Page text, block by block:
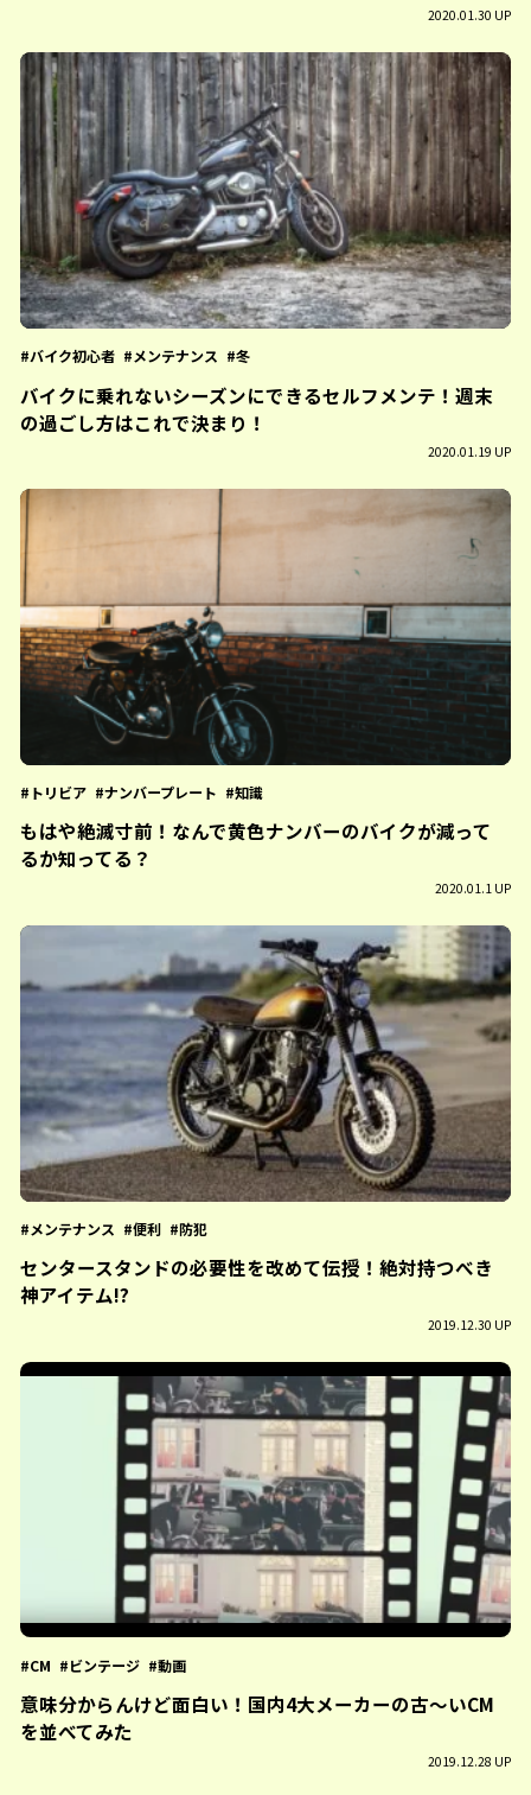
2020.01.30 UP
バイク初心者 メンテナンス 冬
バイクに乗れないシーズンにできるセルフメンテ！週末
の過ごし方はこれで決まり！
2020.01.19 UP
トリビア ナンバープレート 知識
もはや絶滅寸前！なんで黄色ナンバーのバイクが減って
るか知ってる？
2020.01.1 UP
メンテナンス 便利 防犯
センタースタンドの必要性を改めて伝授！絶対持つべき
神アイテム!?
2019.12.30 UP
CM ビンテージ 動画
意味分からんけど面白い！国内4大メーカーの古〜いCM
を並べてみた
2019.12.28 UP